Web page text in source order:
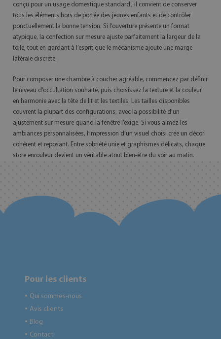
conçu pour un usage domestique standard ; il convient de conserver
tous les éléments hors de portée des jeunes enfants et de contrôler
ponctuellement la bonne tension. Si l’ouverture présente un format
atypique, la confection sur mesure ajuste parfaitement la largeur de la
toile, tout en gardant à l’esprit que le mécanisme ajoute une marge
latérale discrète.
Pour composer une chambre à coucher agréable, commencez par définir
le niveau d’occultation souhaité, puis choisissez la texture et la couleur
en harmonie avec la tête de lit et les textiles. Les tailles disponibles
couvrent la plupart des configurations, avec la possibilité d’un
ajustement sur mesure quand la fenêtre l’exige. Si vous aimez les
ambiances personnalisées, l’impression d’un visuel choisi crée un décor
cohérent et reposant. Entre sobriété unie et graphismes délicats, chaque
store enrouleur devient un véritable atout bien-être du soir au matin.
Pour les clients
● Qui sommes-nous
● Avis clients
● Blog
● Contact